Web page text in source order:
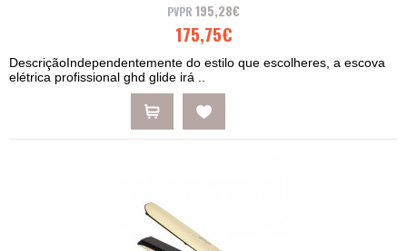
195,28€
175,75€
DescriçãoIndependentemente do estilo que escolheres, a escova
elétrica profissional ghd glide irá ..